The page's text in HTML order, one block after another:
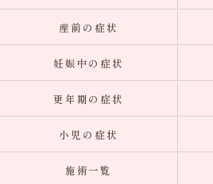
産前の症状
妊娠中の症状
更年期の症状
小児の症状
施術一覧